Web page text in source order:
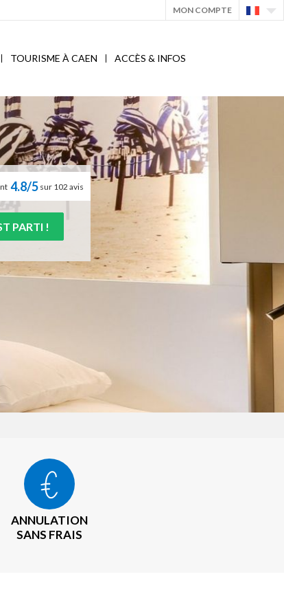
MON COMPTE
TOURISME À CAEN ACCÈS & INFOS
4.8/5 sur 102 avis
ANNULATION
SANS FRAIS